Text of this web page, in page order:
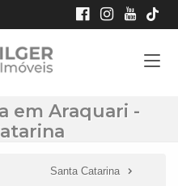
em Araquari -
Santa Catarina